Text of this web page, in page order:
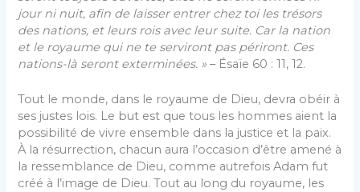
jour ni nuit, afin de laisser entrer chez toi les trésors
des nations, et leurs rois avec leur suite. Car la nation
et le royaume qui ne te serviront pas périront. Ces
nations-là seront exterminées. » – Ésaïe 60 : 11, 12.
Tout le monde, dans le royaume de Dieu, devra obéir à
ses justes lois. Le but est que tous les hommes aient la
possibilité de vivre ensemble dans la justice et la paix.
À la résurrection, chacun aura l’occasion d’être amené à
la ressemblance de Dieu, comme autrefois Adam fut
créé à l’image de Dieu. Tout au long du royaume, les